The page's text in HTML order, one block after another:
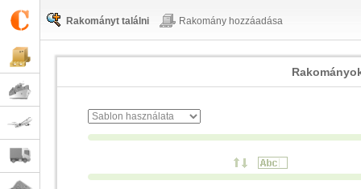
Rakományt találni Rakomány hozzáadása